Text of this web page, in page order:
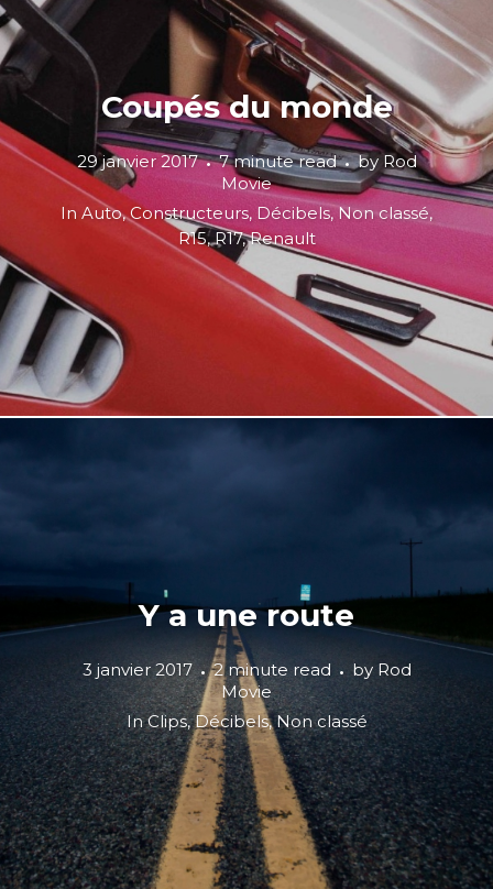
Coupés du monde
29 janvier 2017 7 minute read byRod
Movie
In Auto,Constructeurs, Décibels,Non classé,
R15,R17,Renault
Y a une route
3 janvier 2017 2 minute read by Rod
Movie
InClips,Décibels,Non classé